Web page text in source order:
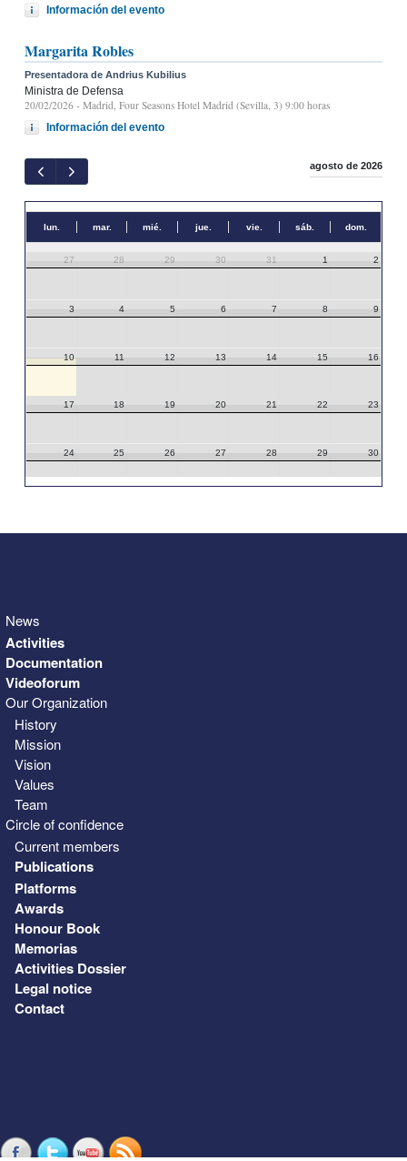
Información del evento
Margarita Robles
Presentadora de Andrius Kubilius
Ministra de Defensa
20/02/2026 - Madrid, Four Seasons Hotel Madrid (Sevilla, 3) 9:00 horas
Información del evento
agosto de 2026
lun. mar. mié. jue. vie. sáb. dom.
27 28 29 30 31 1 2
3 4 5 6 7 8 9
10 11 12 13 14 15 16
17 18 19 20 21 22 23
24 25 26 27 28 29 30
News
Activities
Documentation
Videoforum
Our Organization
History
Mission
Vision
Values
Team
Circle of confidence
Current members
Publications
Platforms
Awards
Honour Book
Memorias
Activities Dossier
Legal notice
Contact